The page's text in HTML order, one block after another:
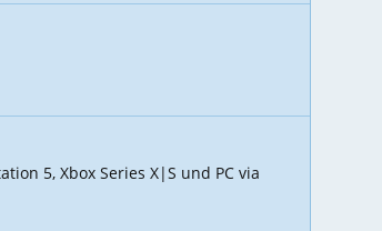
5, Xbox Series X|S und PC via